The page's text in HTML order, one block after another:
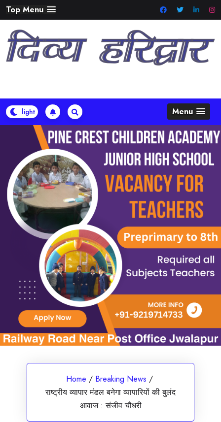
Skip
to
content
Top Menu
Menu
Home / Breaking News /
राष्ट्रीय व्यापार मंडल बनेगा व्यापारियों की बुलंद
आवाज : संजीव चौधरी